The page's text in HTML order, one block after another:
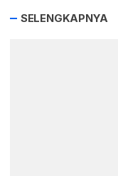
SELENGKAPNYA